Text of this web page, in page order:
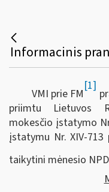
VMI prie FM
[1]
priimtu Lietuvos
mokesčio įstatymo
įstatymu Nr. XIV-
taikytini mėnesio NPD